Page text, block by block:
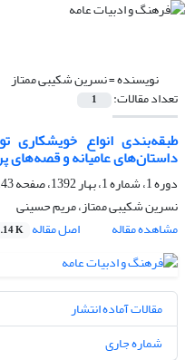
نویسنده =نسرین شکیبی ممتاز
تعداد مقالات: 1
طبقه‌بندی انواع خویشکاری
داستان‌‌های عامیانه و قصه‌‌های
دوره 1، شماره 1، بهار 1392، صفحه
170
نسرین شکیبی ممتاز، مریم حسینی
مشاهده مقاله
اصل مقاله K
مقالات آماده انتشار
شماره جاری